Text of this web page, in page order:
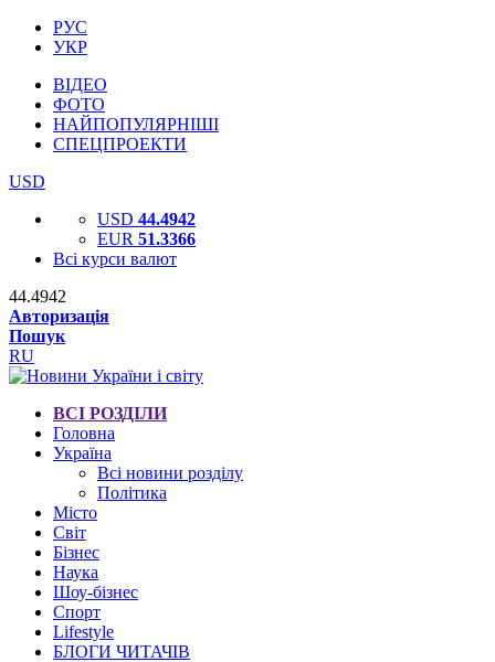
РУС
УКР
ВІДЕО
ФОТО
НАЙПОПУЛЯРНІШІ
СПЕЦПРОЕКТИ
USD
USD 44.4942
EUR 51.3366
Всі курси валют
44.4942
Авторизація
Пошук
RU
ВСІ РОЗДІЛИ
Головна
Україна
Всі новини розділу
Політика
Місто
Світ
Бізнес
Наука
Шоу-бізнес
Спорт
Lifestyle
БЛОГИ ЧИТАЧІВ